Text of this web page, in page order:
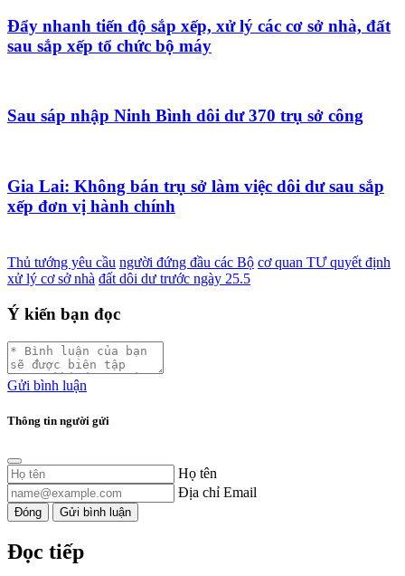
Đẩy nhanh tiến độ sắp xếp, xử lý các cơ sở nhà, đất
sau sắp xếp tổ chức bộ máy
Sau sáp nhập Ninh Bình dôi dư 370 trụ sở công
Gia Lai: Không bán trụ sở làm việc dôi dư sau sắp
xếp đơn vị hành chính
Thủ tướng yêu cầu người đứng đầu các Bộ cơ quan TƯ quyết định
xử lý cơ sở nhà đất dôi dư trước ngày 25.5
Ý kiến bạn đọc
Gửi bình luận
Thông tin người gửi
Họ tên
Địa chỉ Email
Đóng Gửi bình luận
Đọc tiếp